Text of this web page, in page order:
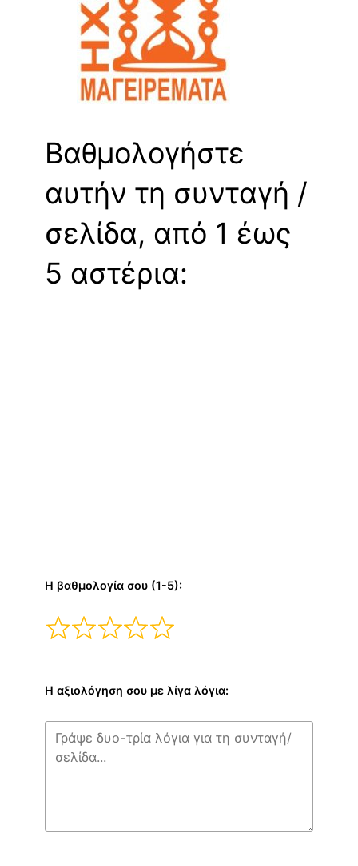
Βαθμολογήστε
αυτήν τη συνταγή /
σελίδα, από 1 έως
5 αστέρια:
Η βαθμολογία σου (1-5):
Η αξιολόγηση σου με λίγα λόγια: